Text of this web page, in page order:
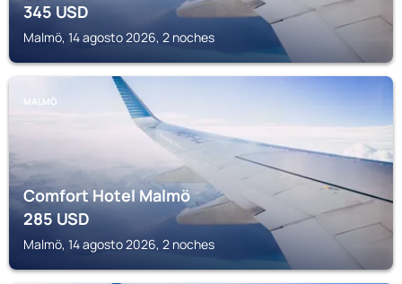
345USD
Malmö, 14 agosto 2026, 2 noches
MALMÖ
Comfort Hotel Malmö
285USD
Malmö, 14 agosto 2026, 2 noches